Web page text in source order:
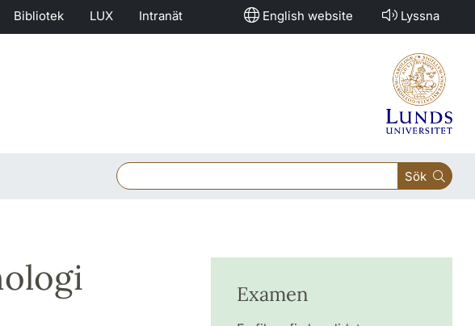
Bibliotek LUX Intranät English website Lyssna
Sök
Examen